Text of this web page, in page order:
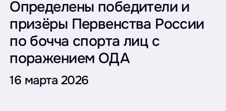
Определены победители и
призёры Первенства России
по бочча спорта лиц с
поражением ОДА
16 марта 2026